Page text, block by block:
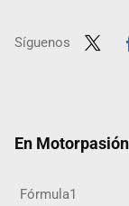
Síguenos
En
Fórmula1